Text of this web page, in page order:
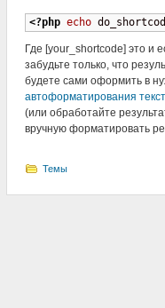
<?php echo
Где [your_shortcode] это и
забудьте только, что
будете сами оформить в
автоформатирования
(или обработайте
вручную форматировать
Темы